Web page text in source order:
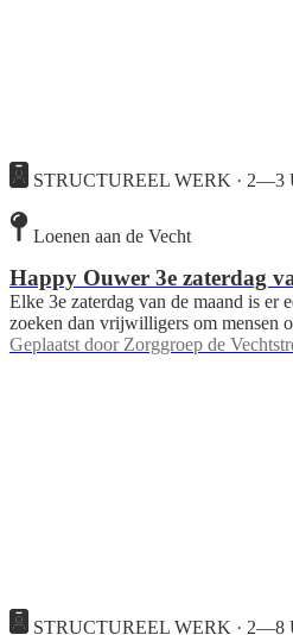
STRUCTUREEL WERK ·
Loenen aan de Vecht
Happy Ouwer 3e zaterdag
Elke 3e zaterdag van de maand is er
zoeken dan vrijwilligers om mensen
Geplaatst door Zorggroep de
STRUCTUREEL WERK · 2—8